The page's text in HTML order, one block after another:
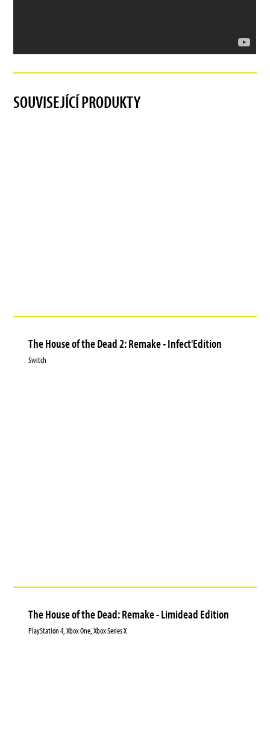
SOUVISEJÍCÍ PRODUKTY
The House of the Dead 2: Remake - Infect'Edition
Switch
The House of the Dead: Remake - Limidead Edition
PlayStation 4, Xbox One, Xbox Series X